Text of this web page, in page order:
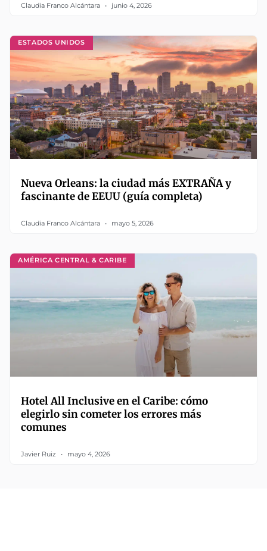
Claudia Franco Alcántara junio 4, 2026
ESTADOS UNIDOS
Nueva Orleans: la ciudad más EXTRAÑA y
fascinante de EEUU (guía completa)
Claudia Franco Alcántara mayo 5, 2026
AMÉRICA CENTRAL & CARIBE
Hotel All Inclusive en el Caribe: cómo
elegirlo sin cometer los errores más
comunes
Javier Ruiz mayo 4, 2026